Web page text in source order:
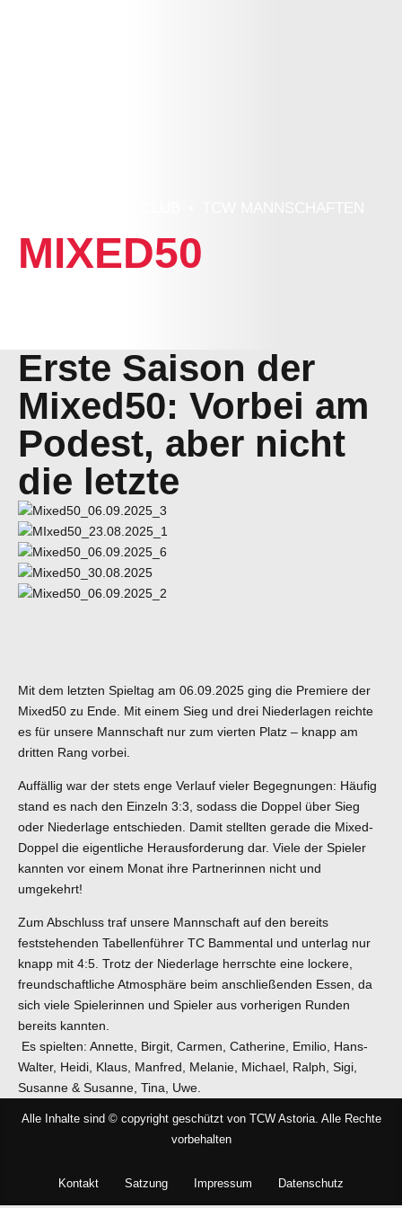
MIXED50
Erste Saison der
Mixed50: Vorbei am
Podest, aber nicht
die letzte
Mit dem letzten Spieltag am 06.09.2025 ging die Premiere der
Mixed50 zu Ende. Mit einem Sieg und drei Niederlagen reichte
es für unsere Mannschaft nur zum vierten Platz – knapp am
dritten Rang vorbei.
Auffällig war der stets enge Verlauf vieler Begegnungen: Häufig
stand es nach den Einzeln 3:3, sodass die Doppel über Sieg
oder Niederlage entschieden. Damit stellten gerade die Mixed-
Doppel die eigentliche Herausforderung dar. Viele der Spieler
kannten vor einem Monat ihre Partnerinnen nicht und
umgekehrt!
Zum Abschluss traf unsere Mannschaft auf den bereits
feststehenden Tabellenführer TC Bammental und unterlag nur
knapp mit 4:5. Trotz der Niederlage herrschte eine lockere,
freundschaftliche Atmosphäre beim anschließenden Essen, da
sich viele Spielerinnen und Spieler aus vorherigen Runden
bereits kannten.
Es spielten: Annette, Birgit, Carmen, Catherine, Emilio, Hans-
Walter, Heidi, Klaus, Manfred, Melanie, Michael, Ralph, Sigi,
Susanne & Susanne, Tina, Uwe.
Alle Inhalte sind © copyright geschützt von TCW Astoria. Alle Rechte
vorbehalten
Kontakt Satzung Impressum Datenschutz